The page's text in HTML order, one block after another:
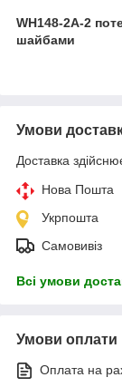
WH148-2A-2
шайбами
Умови
Доставка
Нова Пошта
Укрпошта
Самовивіз
Всі умови
Умови оплати
Оплата на